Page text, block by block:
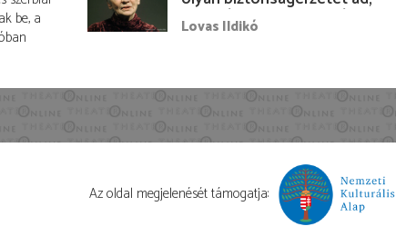
be, a
hogy lám, mindenki más
nélkül is megvagyok
Lovas Ildikó
Az oldal megjelenését támogatja: